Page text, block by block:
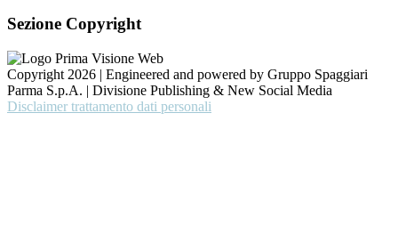
Sezione Copyright
Copyright 2026 | Engineered and powered by Gruppo Spaggiari
Parma S.p.A. | Divisione Publishing & New Social Media
Disclaimer trattamento dati personali